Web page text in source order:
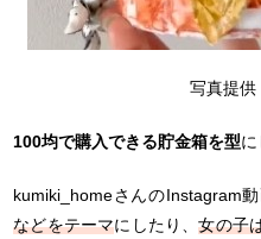
写真提供
100均で購入できる貯金箱を型に
kumiki_homeさんのInstagram
などをテーマにしたり、女の子